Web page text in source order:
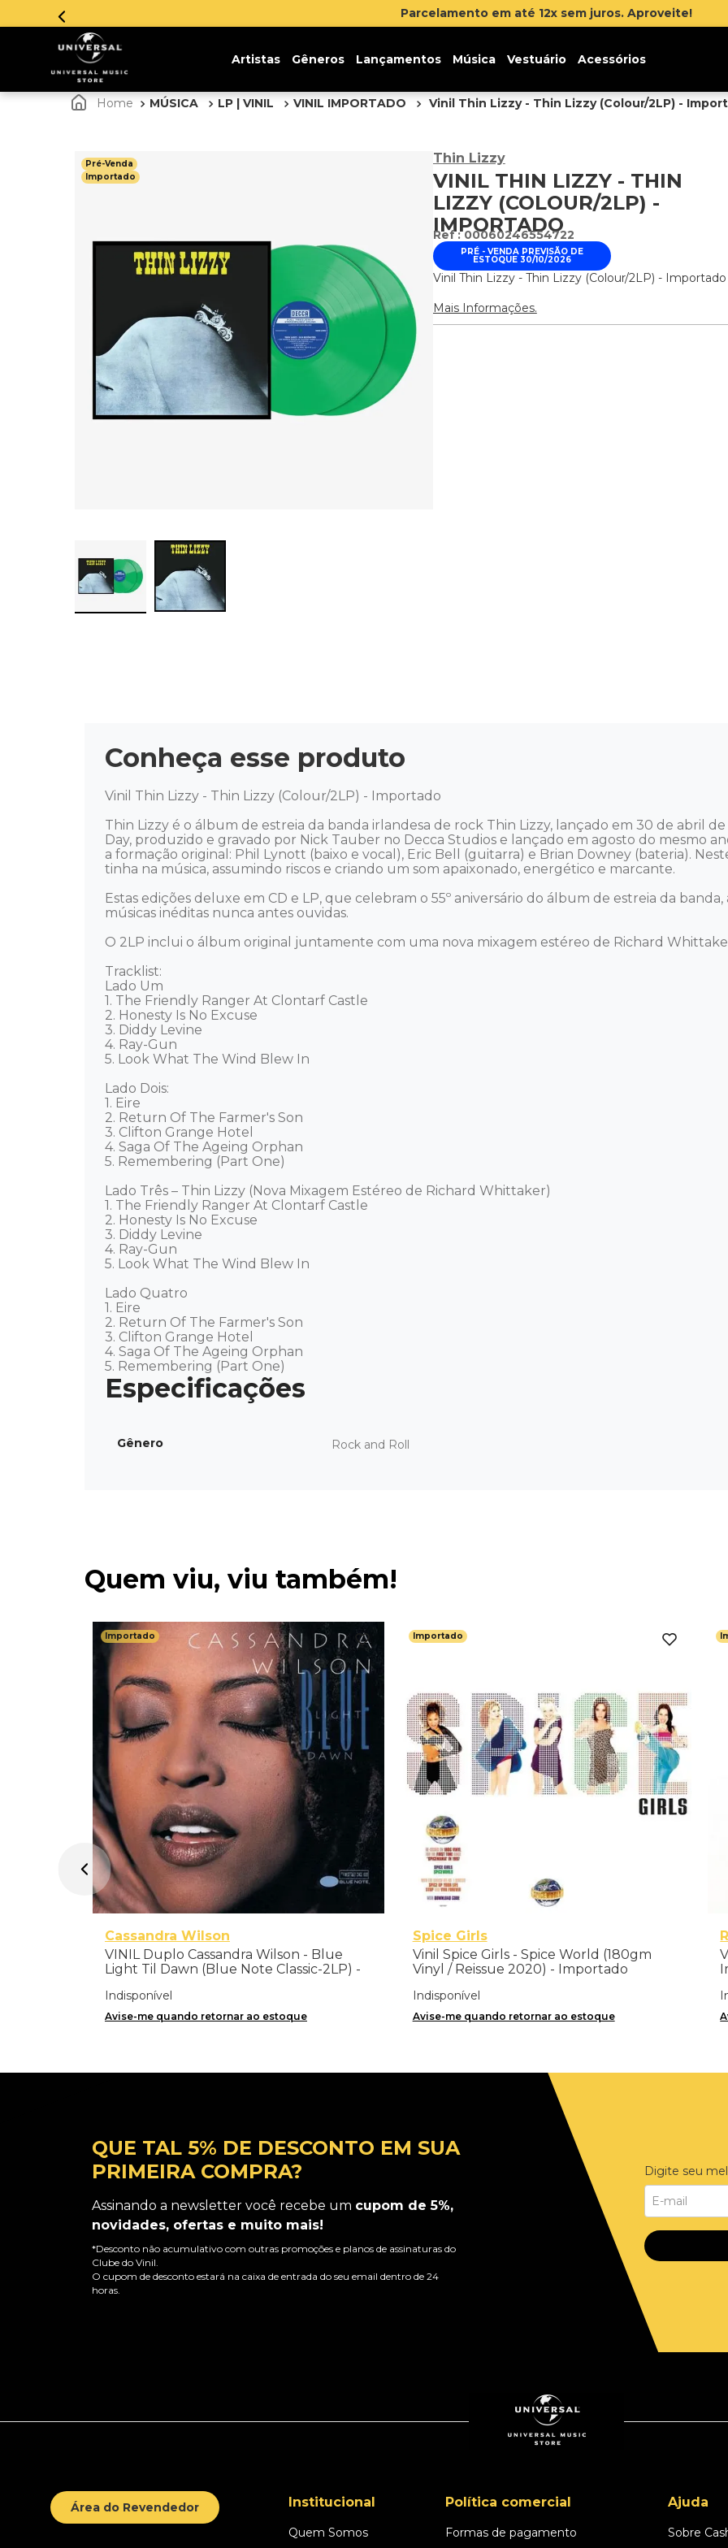
Parcelamento em até 12x sem juros. Aproveite!
Artistas Gêneros Lançamentos Música Vestuário Acessórios
MÚSICA LP | VINIL VINIL IMPORTADO Vinil Thin Lizzy - Thin Lizzy (Colour/2LP) -
Pré-Venda
Importado
Thin Lizzy
VINIL THIN LIZZY - THIN
LIZZY (COLOUR/2LP) -
IMPORTADO
:00060246554722
PRÉ - VENDA PREVISÃO DE
ESTOQUE 30/10/2026
Vinil Thin Lizzy - Thin Lizzy (Colour/2LP) - Importado
Mais Informações.
Conheça esse produto
Vinil Thin Lizzy - Thin Lizzy (Colour/2LP) - Importado
Thin Lizzy é o álbum de estreia da banda irlandesa de rock Thin Lizzy, lançado em 30 de abril
Day, produzido e gravado por Nick Tauber no Decca Studios e lançado em agosto do mesmo
a formação original: Phil Lynott (baixo e vocal), Eric Bell (guitarra) e Brian Downey (bateria).
tinha na música, assumindo riscos e criando um som apaixonado, energético e marcante.
Estas edições deluxe em CD e LP, que celebram o 55º aniversário do álbum de estreia da banda,
músicas inéditas nunca antes ouvidas.
O 2LP inclui o álbum original juntamente com uma nova mixagem estéreo de Richard
Tracklist:
Lado Um
1. The Friendly Ranger At Clontarf Castle
2. Honesty Is No Excuse
3. Diddy Levine
4. Ray-Gun
5. Look What The Wind Blew In
Lado Dois:
1. Eire
2. Return Of The Farmer's Son
3. Clifton Grange Hotel
4. Saga Of The Ageing Orphan
5. Remembering (Part One)
Lado Três – Thin Lizzy (Nova Mixagem Estéreo de Richard Whittaker)
1. The Friendly Ranger At Clontarf Castle
2. Honesty Is No Excuse
3. Diddy Levine
4. Ray-Gun
5. Look What The Wind Blew In
Lado Quatro
1. Eire
2. Return Of The Farmer's Son
3. Clifton Grange Hotel
4. Saga Of The Ageing Orphan
5. Remembering (Part One)
Gênero Rock and Roll
Quem viu, viu também!
Importado
Cassandra Wilson
VINIL Duplo Cassandra Wilson - Blue
Light Til Dawn (Blue Note Classic-2LP) -
Indisponível
Avise-me quando retornar ao estoque
Importado
Spice Girls
Vinil Spice Girls - Spice World (180gm
Vinyl / Reissue 2020) - Importado
Indisponível
Avise-me quando retornar ao estoque
QUE TAL 5% DE DESCONTO EM SUA
PRIMEIRA COMPRA?
Assinando a newsletter você recebe um cupom de 5%,
novidades, ofertas e muito mais!
*Desconto não acumulativo com outras promoções e planos de assinaturas do
Clube do Vinil.
O cupom de desconto estará na caixa de entrada do seu email dentro de 24
horas.
Digite seu
Área do Revendedor Institucional
Quem Somos
Política comercial
Formas de pagamento
Ajuda
Sobre